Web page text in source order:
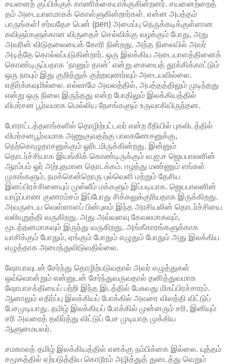
சயனைற் குப்பிக்குக் காணிக்கையாக்குகின்றனர். சயனைற்றைத்
தம் அடையாளமாகக் கொள்ளுகின்றார்கள். என்ன அபத்தம்
பாருங்கள்! சர்வதேச பென் (pen) அமைப்பு நெருக்கடிக்குள்ளான
கவிஞர்களுக்கான விருதைச் செல்விக்கு வழக்கும் போது, அது
அவரின் விடுதலையைக் கோரி நின்றது. அந்த நிலையில் அவர்
அடித்தே கொல்லப்படுகின்றார். ஒரு இலக்கிய அடையாளத்தினைக்
கொண்டிருப்பதாக ‘நானும் தான்’ என்று கையைத் தூக்கிக்காட்டும்
ஒரு நாயும் இது குறித்துக் குற்றவுணர்வும் அடையவில்லை.
எதிர்க்கவுமில்லை. எல்லாமே அவலத்தில், அபத்தத்திலும் முடிந்தது
என்று ஒரு நிலை இருந்தது என்ற போதிலும் இலக்கியத்தில்
விமர்சன பூர்வமாக மெல்லிய நேசங்களும் உருவாகியிருந்தன.
போராட்டத்தளங்களில் தொழிற்பட்டவர் என்ற ரீதியில் புகலிடத்தில்
விமர்சனபூர்வமாக அணுகுவதற்கு பாலகணேசனுக்கு,
நெற்கொழுதாசனுக்கும் ஓரிடமிருக்கின்றது. இன்னும்
தொடர்ச்சியாக இயங்கிக் கொண்டிருக்கும் வ.ஐ.ச ஜெயபாலனின்
ஆரம்பம் ஓர் அற்புதமான தொடக்கம். ஈழத்து மண்ணும் எங்கள்
முகங்களும், நமக்கென்றொரு புல்வெளி மற்றும் தேசிய
இனப்பிரச்சினையும் முஸ்லீம் மக்களும் இப்படியாக. ஜெயபாலனின்
யாழ்ப்பாண குணாம்சம் இப்போது சிக்கலுக்குரியதாக இருக்கிறது.
அவருடைய வெள்ளாளப் பின்புலம் இந்த அரசியலின் தொடர்ச்சியை
வலியுறுத்தி வருகிறது. அது அவ்வளவு கேவலமாகவும்,
மூடத்தனமாகவும் இருந்து வருகிறது. அங்கீகாரங்களுக்காக
யாசிக்கும் போதும், ஏங்கும் போதும் எழுதும் போதும் அது இலக்கிய
எழுத்தாக அமைந்துவிடுவதில்லை.
ஷோபாவுடன் சேர்ந்து தொழிற்படுவதால் அவர் எழுத்துகள்
ஒவ்வொன்றும் என்னுடன் சேர்ந்துவருவதால் தனித்துவமாக
ஷோபாசக்தியைப் பற்றி இந்த இடத்தில் பேசுவது மிகப்பிரச்சாரம்.
ஆனாலும் எதிர்ப்பு இலக்கியப் போக்கில் அவரை விலத்தி விட்டுப்
பேசமுடியாது. தமிழ் இலக்கியப் போக்கில் முன்னரும் சரி, இனியும்
சரி அவரைத் தவிர்த்து விட்டுப் பேச முடியாத முக்கிய
ஆளுமையவர்.
சமகாலத் தமிழ் இலக்கியத்தில் எனக்கு நம்பிக்கை இல்லை. யுத்தம்
சமூகத்தில் ஏற்படுத்திய கொடூரம் அழித்துத் துடைத்து வெறும்